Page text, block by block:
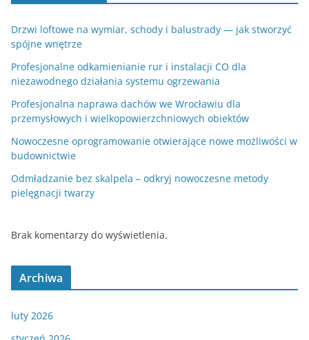
Drzwi loftowe na wymiar, schody i balustrady — jak stworzyć
spójne wnętrze
Profesjonalne odkamienianie rur i instalacji CO dla
niezawodnego działania systemu ogrzewania
Profesjonalna naprawa dachów we Wrocławiu dla
przemysłowych i wielkopowierzchniowych obiektów
Nowoczesne oprogramowanie otwierające nowe możliwości w
budownictwie
Odmładzanie bez skalpela – odkryj nowoczesne metody
pielęgnacji twarzy
Brak komentarzy do wyświetlenia.
Archiwa
luty 2026